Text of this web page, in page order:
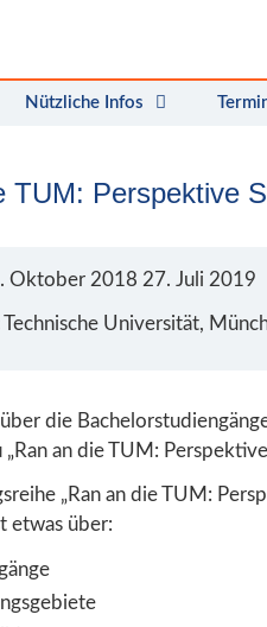
Nützliche Infos
TUM: Perspektive
Oktober 2018 27. Juli 2019
Technische Universität,
die
„Ran an die TUM:
„Ran an die TUM:
etwas über: